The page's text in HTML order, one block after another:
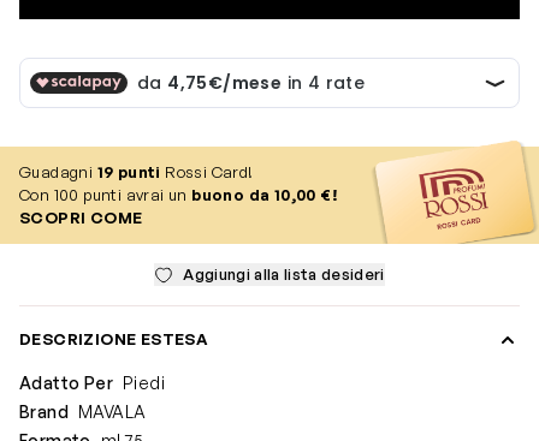
Guadagni 19 punti Rossi Card!
Con 100 punti avrai un buono da 10,00 €!
SCOPRI COME
Aggiungi alla lista desideri
DESCRIZIONE ESTESA
Adatto Per Piedi
Brand MAVALA